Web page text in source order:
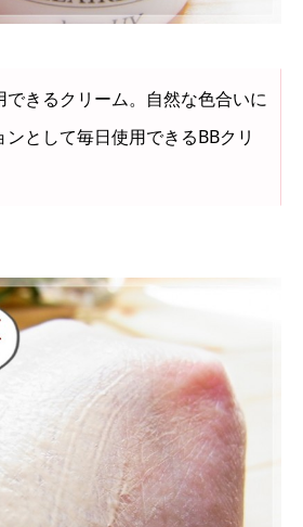
きるクリーム。自然な色合いに
として毎日使用できるBBクリ